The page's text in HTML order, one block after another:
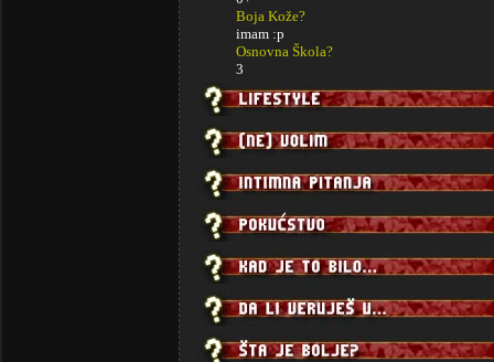
Boja Kože?
imam :p
Osnovna Škola?
3